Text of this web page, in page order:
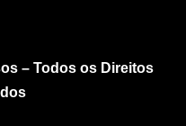
– Todos os Direitos